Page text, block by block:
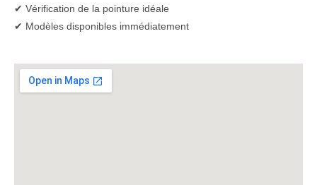
✔ Vérification de la pointure idéale
✔ Modèles disponibles immédiatement